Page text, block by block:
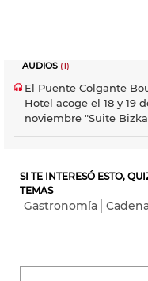
AUDIOS (1)
El Puente Colgante
Hotel acoge el 18 y 19
noviembre "Suite
SI TE INTERESÓ ESTO,
TEMAS
Gastronomía